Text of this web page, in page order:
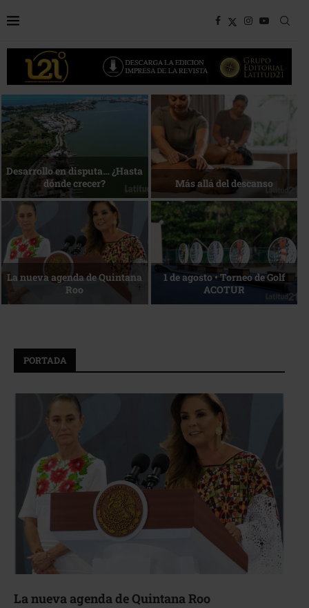
Bottega, un viaje servido a la
mesa
Energía que Impulsa la
competitividad
Reconocimiento de viajeros La esencia del servicio
PORTADA
La nueva agenda de Quintana Roo